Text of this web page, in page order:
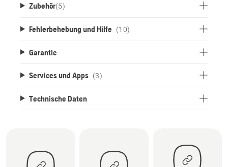
Zubehör(5)
Fehlerbehebung und Hilfe (10)
Garantie
Services und Apps (3)
Technische Daten